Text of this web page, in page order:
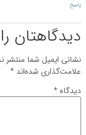
پاسخ
دیدگاهتان
نشانی ایمیل شما منتشر
علامت‌گذاری شده‌اند *
دیدگاه *